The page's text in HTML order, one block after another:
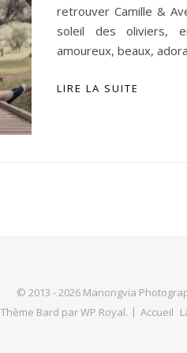
retrouver Camille &
soleil des oliviers,
amoureux, beaux,
LIRE LA SUITE
© 2013 - 2026 Manongvia
Thème Bard parWP Royal. Accueil